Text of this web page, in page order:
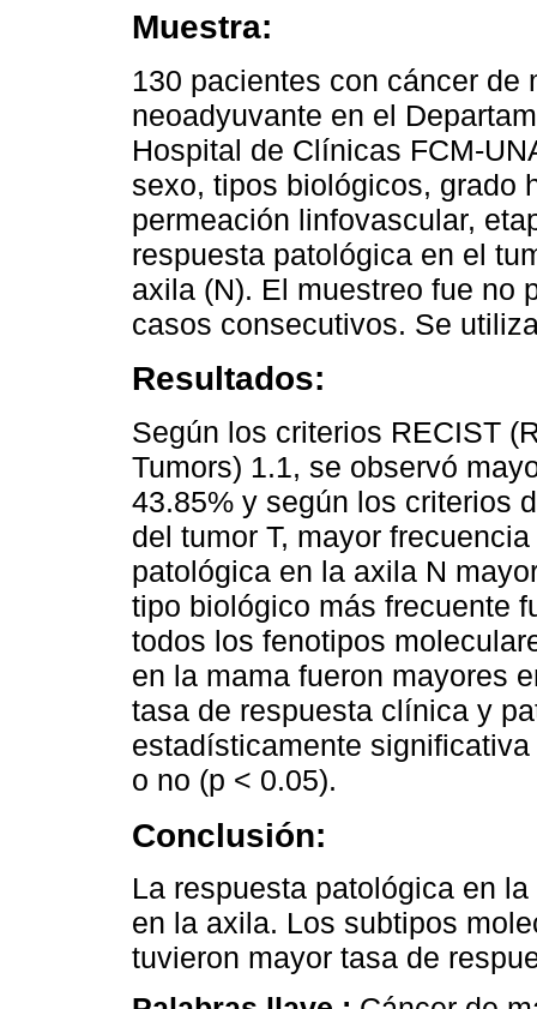
Muestra:
130 pacientes con cáncer de
neoadyuvante en el
Hospital de Clínicas FCM-
sexo, tipos biológicos, grado
permeación linfovascular,
respuesta patológica en el
axila (N). El muestreo fue no
casos consecutivos. Se
Resultados:
Según los criterios RECIST
Tumors) 1.1, se observó
43.85% y según los criterios
del tumor T, mayor
patológica en la axila N
tipo biológico más frecuente
todos los fenotipos
en la mama fueron mayores
tasa de respuesta clínica y
estadísticamente
o no (p < 0.05).
Conclusión:
La respuesta patológica en
en la axila. Los subtipos
tuvieron mayor tasa de